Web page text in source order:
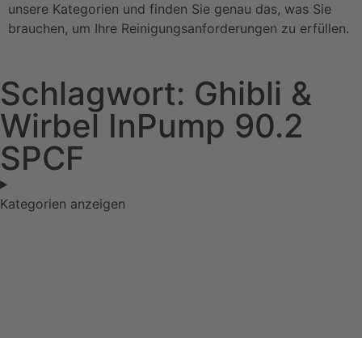
unsere Kategorien und finden Sie genau das, was Sie
brauchen, um Ihre Reinigungsanforderungen zu erfüllen.
Schlagwort: Ghibli &
Wirbel InPump 90.2
SPCF
Kategorien anzeigen